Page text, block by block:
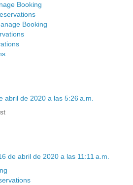
Booking
Booking
abril de 2020 a las 5:26 a.m.
de abril de 2020 a las 11:11 a.m.